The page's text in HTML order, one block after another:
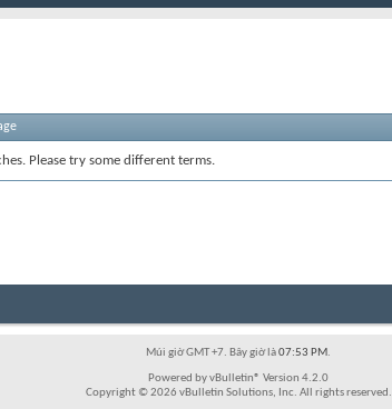
Please try some different terms.
Múi giờ GMT +7. Bây giờ là07:53 PM.
Powered by vBulletin® Version 4.2.0
Copyright © 2026 vBulletin Solutions, Inc. All rights reserved.